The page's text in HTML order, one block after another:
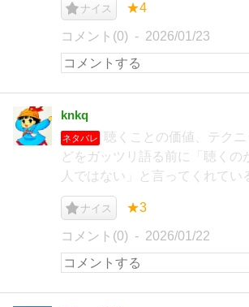
ナイス ★4
コメント(0) 2026/01/23
knkq
ネタバレ
聴くことの価値、テク
どをガッツリ語る前に「聴くの
人ではない」と言ってくれてい
ナイス ★3
コメント(0) 2026/01/22